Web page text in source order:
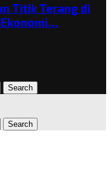
Titik Terang di
Search
Search